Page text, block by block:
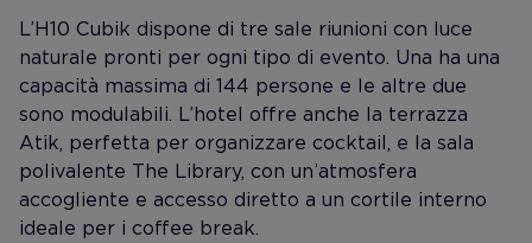
L’H10 Cubik dispone di tre sale riunioni con luce
naturale pronti per ogni tipo di evento. Una ha una
capacità massima di 144 persone e le altre due
sono modulabili. L’hotel offre anche la terrazza
Atik, perfetta per organizzare cocktail, e la sala
polivalente The Library, con un’atmosfera
accogliente e accesso diretto a un cortile interno
ideale per i coffee break.